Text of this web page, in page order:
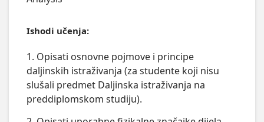
Ishodi učenja:
1. Opisati osnovne pojmove i principe
daljinskih istraživanja (za studente koji nisu
slušali predmet Daljinska istraživanja na
preddiplomskom studiju).